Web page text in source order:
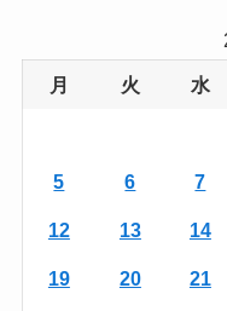
月 火 水
5 6 7
12 13 14
19 20 21